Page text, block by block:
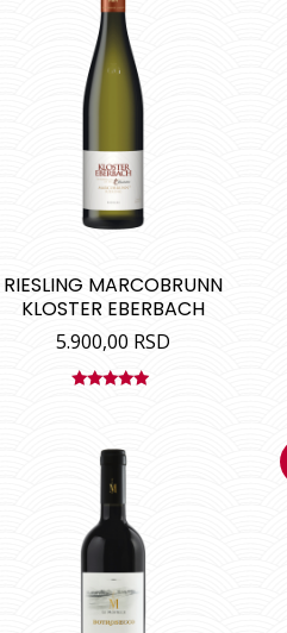
RIESLING MARCOBRUNN
KLOSTER EBERBACH
5.900,00 RSD